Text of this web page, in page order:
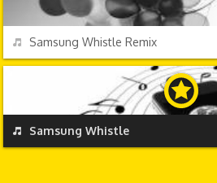
REPRODUCIR
Samsung Whistle Remix
REPRODUCIR
Samsung Whistle